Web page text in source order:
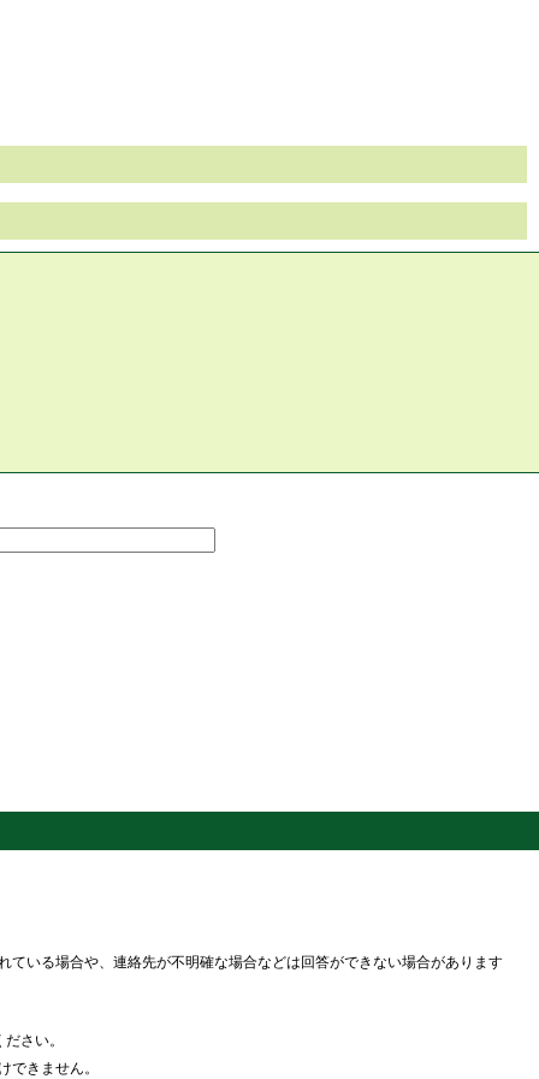
いる場合や、連絡先が不明確な場合などは回答ができない場合があります
さい。
きません。